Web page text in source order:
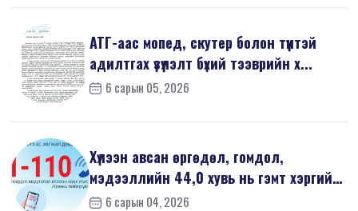
АТГ-аас мопед, скутер болон түүнтэй
адилтгах үзүүлэлт бүхий тээврийн х...
6 сарын 05, 2026
Хүлээн авсан өргөдөл, гомдол,
мэдээллийн 44,0 хувь нь гэмт хэргийн
шин...
6 сарын 04, 2026